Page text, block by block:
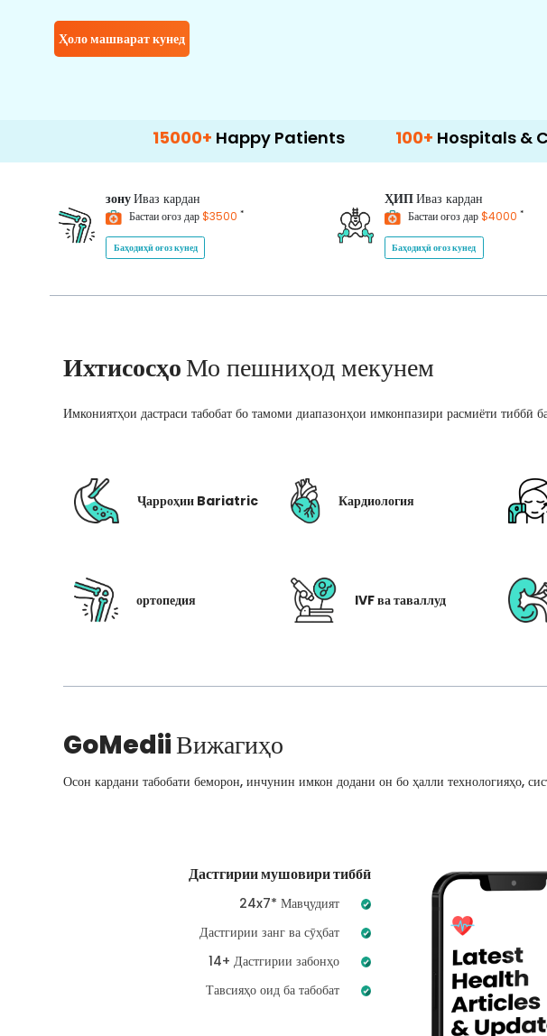
Ҳоло машварат кунед
Happy Patients 100+ Hospitals & Clinics
зонуИваз кардан
Бастаи оғоз дар$3500 *
Баҳодиҳӣ оғоз кунед
ҲИПИваз кардан
Бастаи оғоз дар$4000 *
Баҳодиҳӣ оғоз кунед
ИхтисосҳоМо пешниҳод мекунем
Имкониятҳои дастраси табобат бо тамоми диапазонҳои имконпазири расмиёти
Ҷарроҳии Bariatric Кардиология
ортопедия IVF ва таваллуд
GoMediiВижагиҳо
Осон кардани табобати беморон, инчунин имкон додани он бо ҳалли технологияҳо,
Дастгирии мушовири тиббӣ
24x7* Мавҷудият
Дастгирии занг ва сӯҳбат
14+ Дастгирии забонҳо
Тавсияҳо оид ба табобат